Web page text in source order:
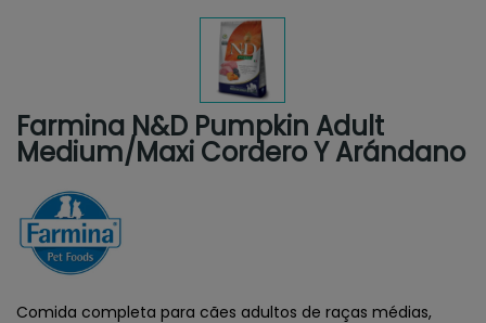
Farmina N&D Pumpkin Adult
Medium/Maxi Cordero Y Arándano
Comida completa para cães adultos de raças médias,